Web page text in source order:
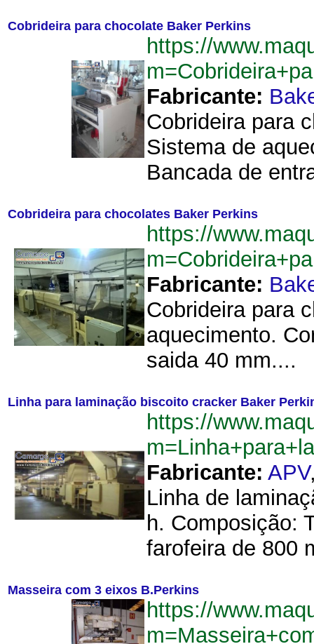
Cobrideira para chocolate Baker Perkins
https://
Fabricante:
Cobrideira para
Sistema de
Bancada de
Cobrideira para chocolates Baker Perkins
https://
Fabricante:
Cobrideira para
aquecimento.
saida 40 mm....
Linha para laminação biscoito cracker Baker
https://
Fabricante: APV
Linha de
h. Composição:
farofeira de 800
Masseira com 3 eixos B.Perkins
https://